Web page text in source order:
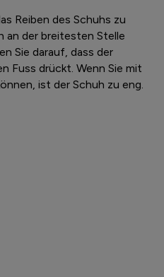
Reiben des Schuhs zu
an der breitesten Stelle
Sie darauf, dass der
Fuss drückt. Wenn Sie mit
ist der Schuh zu eng.